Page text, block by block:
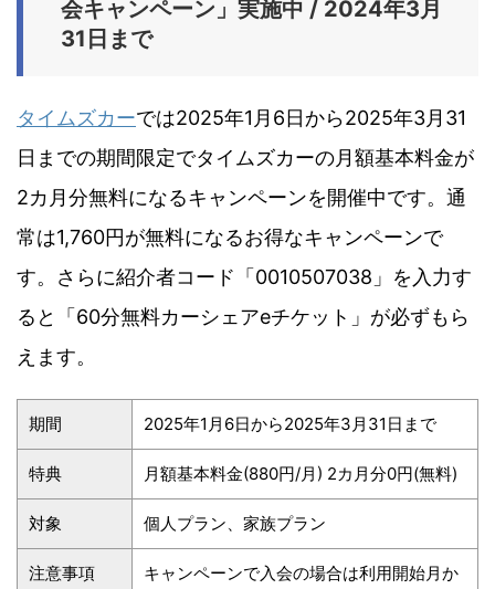
会キャンペーン」実施中 / 2024年3月
31日まで
タイムズカーでは2025年1月6日から2025年3月31
日までの期間限定でタイムズカーの月額基本料金が
2カ月分無料になるキャンペーンを開催中です。通
常は1,760円が無料になるお得なキャンペーンで
す。さらに紹介者コード「0010507038」を入力す
ると「60分無料カーシェアeチケット」が必ずもら
えます。
期間 2025年1月6日から2025年3月31日まで
特典 月額基本料金(880円/月) 2カ月分0円(無料)
対象 個人プラン、家族プラン
注意事項
キャンペーンで入会の場合は利用開始月か